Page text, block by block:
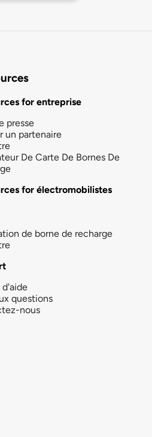
for entreprise
presse
un partenaire
De Carte De Bornes De
for électromobilistes
de borne de recharge
questions
nous